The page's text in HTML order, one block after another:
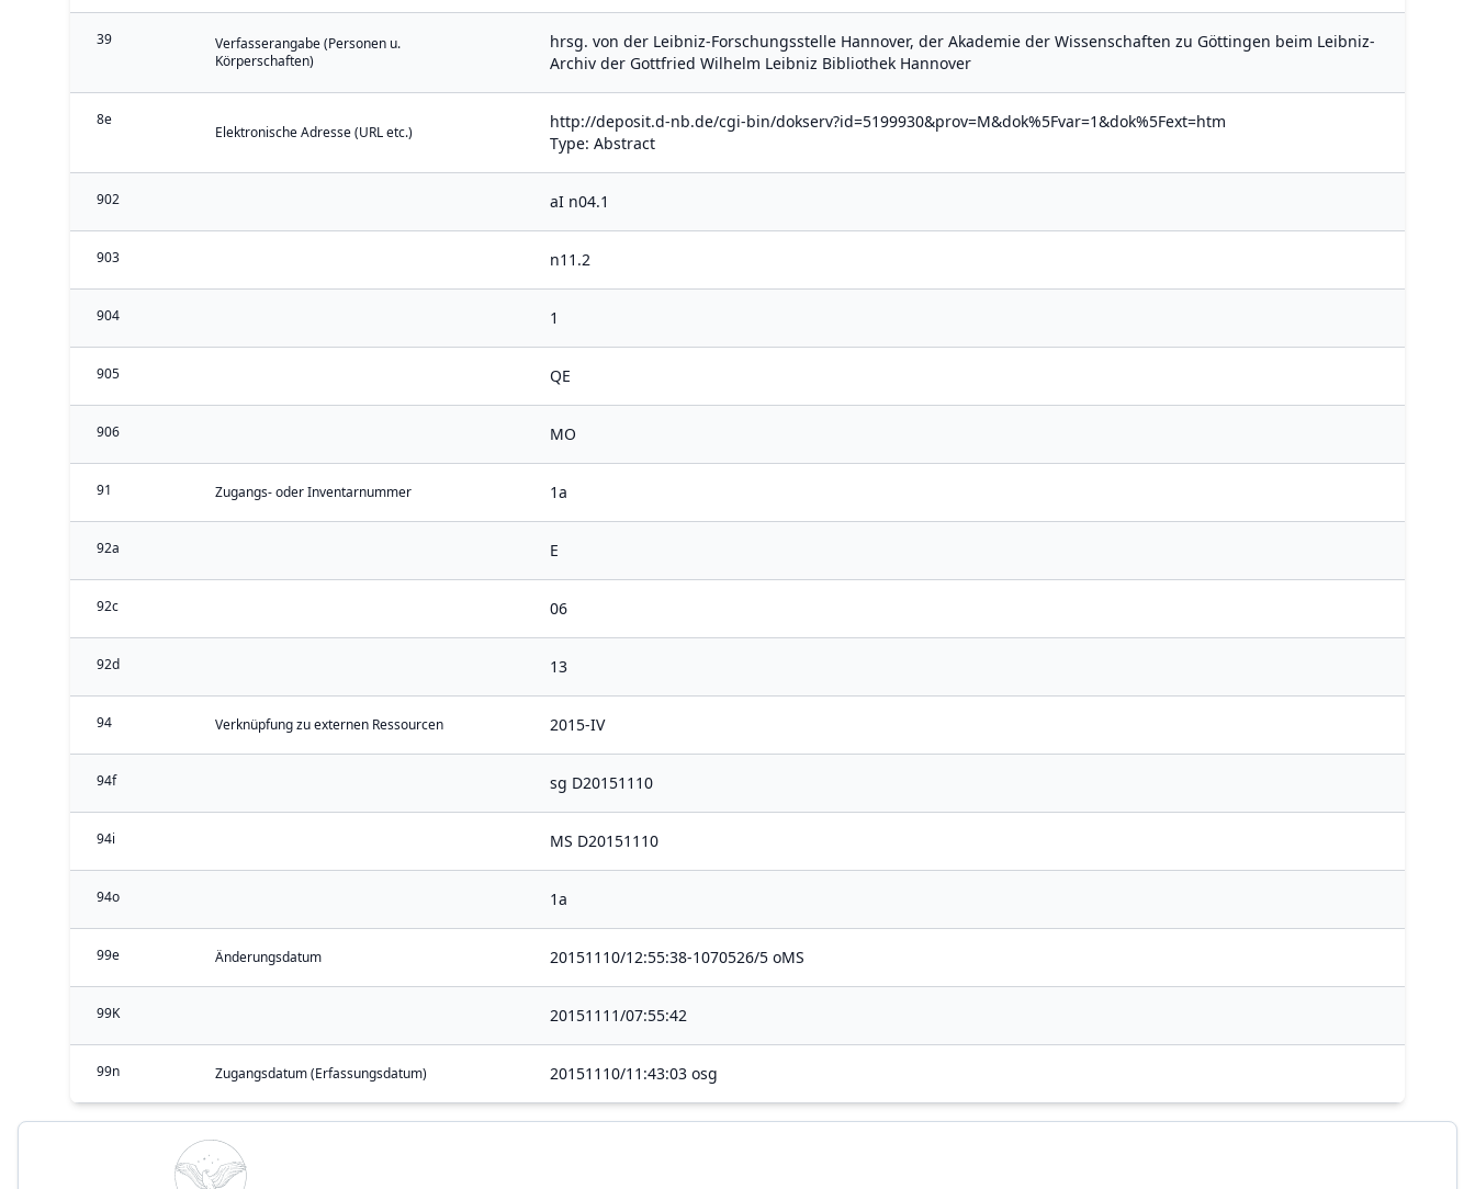
39
Verfasserangabe (Personen u.
Körperschaften)
hrsg. von der Leibniz-Forschungsstelle Hannover, der Akademie der Wissenschaften zu Göttingen beim Leibniz-
Archiv der Gottfried Wilhelm Leibniz Bibliothek Hannover
8e
Elektronische Adresse (URL etc.)
http://deposit.d-nb.de/cgi-bin/dokserv?id=5199930&prov=M&dok%5Fvar=1&dok%5Fext=htm
Type: Abstract
902 aI n04.1
903 n11.2
904 1
905 QE
906 MO
91 Zugangs- oder Inventarnummer 1a
92a E
92c 06
92d 13
94 Verknüpfung zu externen Ressourcen 2015-IV
94f sg D20151110
94i MS D20151110
94o 1a
99e Änderungsdatum 20151110/12:55:38-1070526/5 oMS
99K 20151111/07:55:42
99n Zugangsdatum (Erfassungsdatum) 20151110/11:43:03 osg